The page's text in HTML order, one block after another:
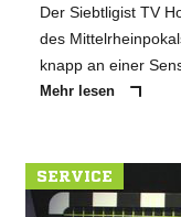
Der Siebtligist TV
des
knapp an einer
Mehr lesen
SERVICE